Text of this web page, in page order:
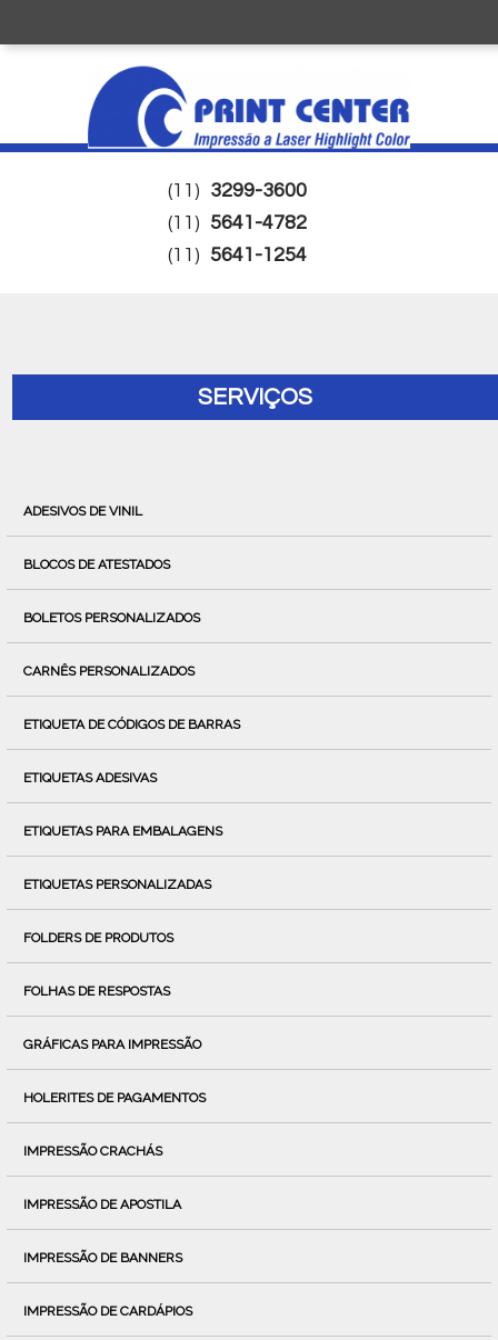
(11) 3299-3600
(11) 5641-4782
(11) 5641-1254
SERVIÇOS
ADESIVOS DE VINIL
BLOCOS DE ATESTADOS
BOLETOS PERSONALIZADOS
CARNÊS PERSONALIZADOS
ETIQUETA DE CÓDIGOS DE BARRAS
ETIQUETAS ADESIVAS
ETIQUETAS PARA EMBALAGENS
ETIQUETAS PERSONALIZADAS
FOLDERS DE PRODUTOS
FOLHAS DE RESPOSTAS
GRÁFICAS PARA IMPRESSÃO
HOLERITES DE PAGAMENTOS
IMPRESSÃO CRACHÁS
IMPRESSÃO DE APOSTILA
IMPRESSÃO DE BANNERS
IMPRESSÃO DE CARDÁPIOS